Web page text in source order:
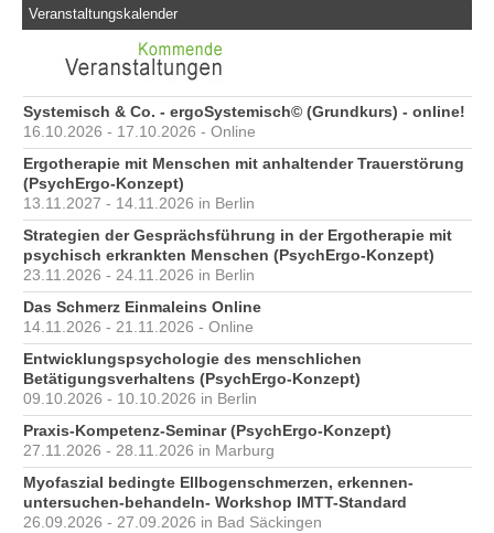
Veranstaltungskalender
Systemisch & Co. - ergoSystemisch© (Grundkurs) - online!
16.10.2026 - 17.10.2026 - Online
Ergotherapie mit Menschen mit anhaltender Trauerstörung
(PsychErgo-Konzept)
13.11.2027 - 14.11.2026 in Berlin
Strategien der Gesprächsführung in der Ergotherapie mit
psychisch erkrankten Menschen (PsychErgo-Konzept)
23.11.2026 - 24.11.2026 in Berlin
Das Schmerz Einmaleins Online
14.11.2026 - 21.11.2026 - Online
Entwicklungspsychologie des menschlichen
Betätigungsverhaltens (PsychErgo-Konzept)
09.10.2026 - 10.10.2026 in Berlin
Praxis-Kompetenz-Seminar (PsychErgo-Konzept)
27.11.2026 - 28.11.2026 in Marburg
Myofaszial bedingte Ellbogenschmerzen, erkennen-
untersuchen-behandeln- Workshop IMTT-Standard
26.09.2026 - 27.09.2026 in Bad Säckingen